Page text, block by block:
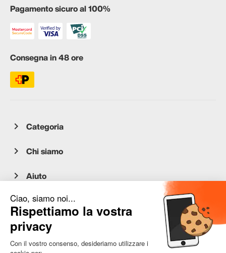
Pagamento sicuro al 100%
Consegna in 48 ore
Categoria
Chi siamo
Aiuto
Servizio clienti
occasion.migros.mobile@recommerce.com
Lunedì-Venerdì 08:00-17:00